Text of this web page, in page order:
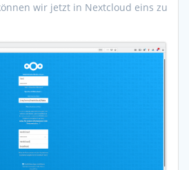
wir jetzt in Nextcloud eins zu